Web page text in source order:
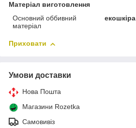
Матеріал виготовлення
Основний оббивний
матеріал
екошкіра
Приховати
Умови доставки
Нова Пошта
Магазини Rozetka
Самовивіз